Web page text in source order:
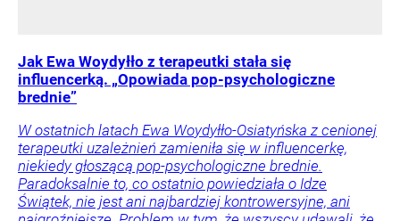
Jak Ewa Woydyłło z terapeutki stała się
influencerką. „Opowiada pop-psychologiczne
brednie”
W ostatnich latach Ewa Woydyłło-Osiatyńska z cenionej
terapeutki uzależnień zamieniła się w influencerkę,
niekiedy głoszącą pop-psychologiczne brednie.
Paradoksalnie to, co ostatnio powiedziała o Idze
Świątek, nie jest ani najbardziej kontrowersyjne, ani